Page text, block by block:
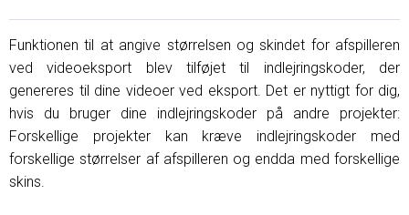
Funktionen til at angive størrelsen og skindet for afspilleren
ved videoeksport blev tilføjet til indlejringskoder, der
genereres til dine videoer ved eksport. Det er nyttigt for dig,
hvis du bruger dine indlejringskoder på andre projekter:
Forskellige projekter kan kræve indlejringskoder med
forskellige størrelser af afspilleren og endda med forskellige
skins.